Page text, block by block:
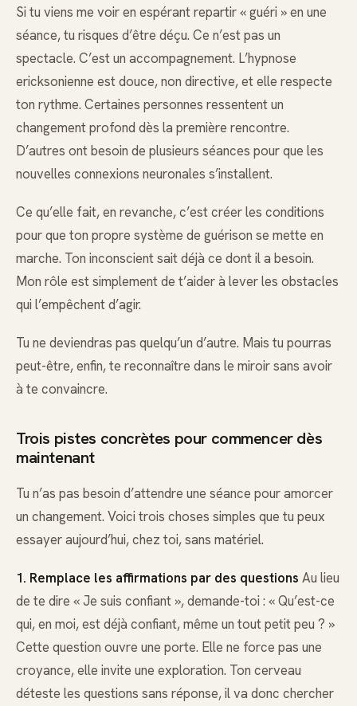
Si tu viens me voir en espérant repartir « guéri » en une
séance, tu risques d’être déçu. Ce n’est pas un
spectacle. C’est un accompagnement. L’hypnose
ericksonienne est douce, non directive, et elle respecte
ton rythme. Certaines personnes ressentent un
changement profond dès la première rencontre.
D’autres ont besoin de plusieurs séances pour que les
nouvelles connexions neuronales s’installent.
Ce qu’elle fait, en revanche, c’est créer les conditions
pour que ton propre système de guérison se mette en
marche. Ton inconscient sait déjà ce dont il a besoin.
Mon rôle est simplement de t’aider à lever les obstacles
qui l’empêchent d’agir.
Tu ne deviendras pas quelqu’un d’autre. Mais tu pourras
peut-être, enfin, te reconnaître dans le miroir sans avoir
à te convaincre.
Trois pistes concrètes pour commencer dès
maintenant
Tu n’as pas besoin d’attendre une séance pour amorcer
un changement. Voici trois choses simples que tu peux
essayer aujourd’hui, chez toi, sans matériel.
1. Remplace les affirmations par des questions Au lieu
de te dire « Je suis confiant », demande-toi : « Qu’est-ce
qui, en moi, est déjà confiant, même un tout petit peu ? »
Cette question ouvre une porte. Elle ne force pas une
croyance, elle invite une exploration. Ton cerveau
déteste les questions sans réponse, il va donc chercher